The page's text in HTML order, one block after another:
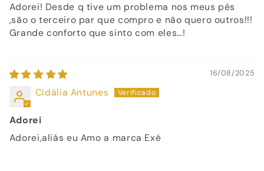
Adorei! Desde q tive um problema nos meus pés
,são o terceiro par que compro e não quero outros!!!
Grande conforto que sinto com eles…!
16/08/2025
Cidália Antunes
Adorei
Adorei,aliás eu Amo a marca Exé